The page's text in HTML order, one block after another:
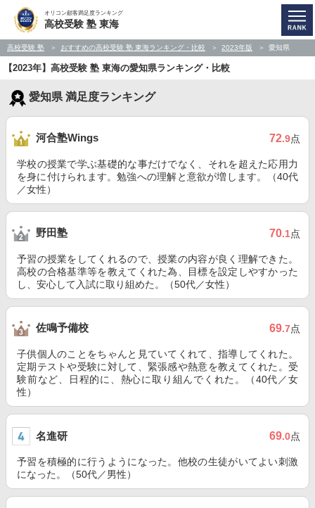
オリコン顧客満足度ランキング
高校受験 塾 東海
高校受験 塾 おすすめの高校受験 塾 東海ランキング・比較 2023年版 愛知県
【2023年】高校受験 塾 東海の愛知県ランキング・比較
愛知県 満足度ランキング
河合塾Wings 72.9点
学校の授業で学ぶ基礎的な事だけでなく、それを超えた応用力
を身に付けられます。勉強への理解と意欲が増します。（40代
／女性）
野田塾 70.1点
予習の授業をしてくれるので、授業の内容が良く理解できた。
高校の合格基準等を教えてくれた為、目標を設定しやすかった
し、安心して入試に取り組めた。（50代／女性）
佐鳴予備校 69.7点
子供個人のことをちゃんと見ていてくれて、指導してくれた。
定期テストや受験に対して、緊張感や熱意を教えてくれた。受
験前など、日程的に、熱心に取り組んでくれた。（40代／女
性）
名進研 69.0点
予習を積極的に行うようになった。他校の生徒がいてよい刺激
になった。（50代／男性）